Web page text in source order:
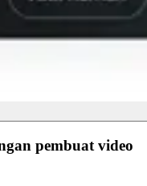
pembuat video